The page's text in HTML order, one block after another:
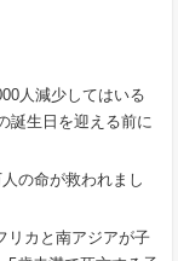
人減少してはいる
誕生日を迎える前に
の命が救われまし
リカと南アジアが子